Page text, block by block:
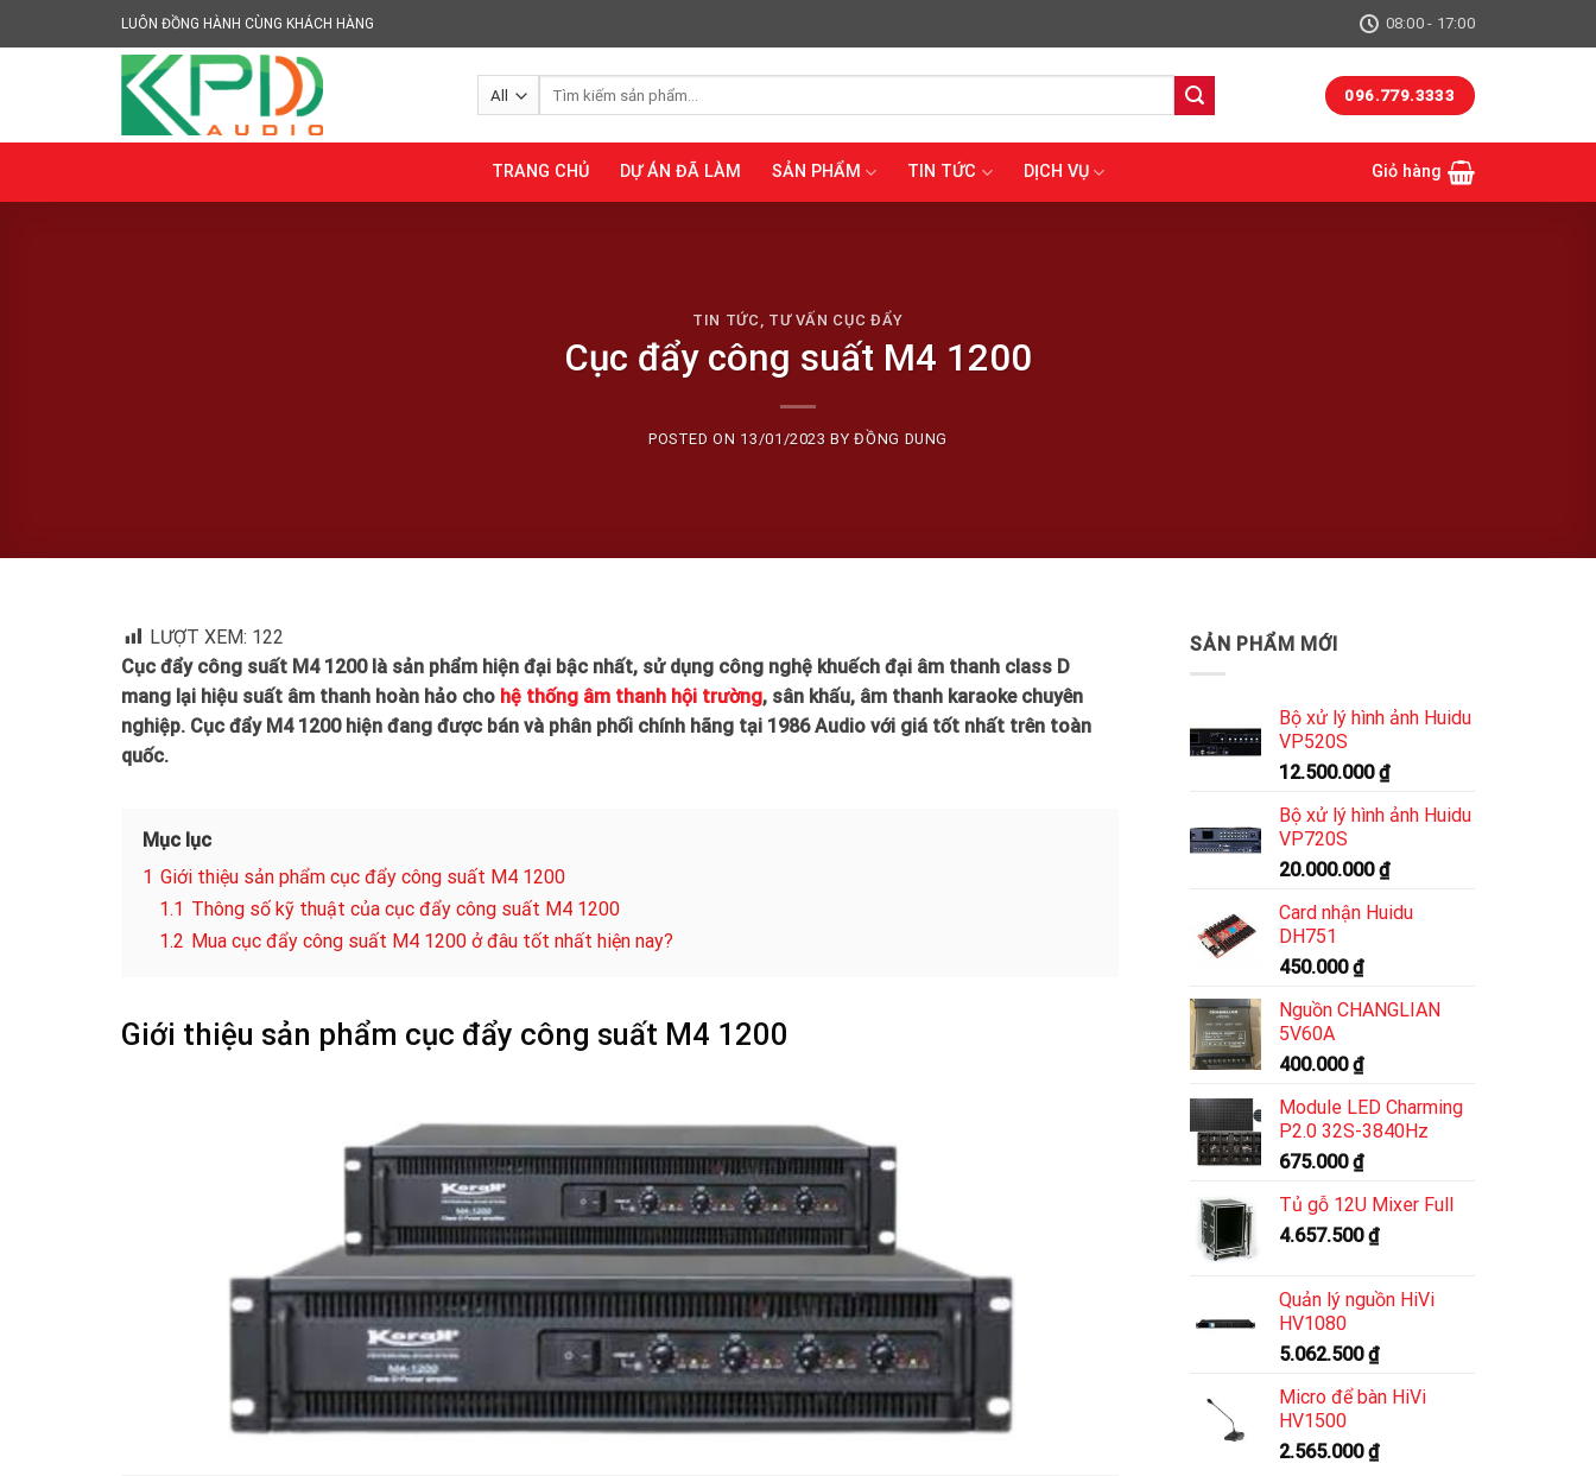
to
LUÔN ĐỒNG HÀNH CÙNG KHÁCH HÀNG 08:00 - 17:00
096.779.3333
TRANG CHỦ DỰ ÁN ĐÃ LÀM SẢN PHẨM TIN TỨC DỊCH VỤ Giỏ hàng
TIN TỨC TƯ VẤN CỤC ĐẨY
Cục đẩy công suất M4 1200
POSTED ON 13/01/2023 BYĐỒNG DUNG
LƯỢT XEM: 122
Cục đẩy công suất M4 1200 là sản phẩm hiện đại bậc nhất, sử dụng công nghệ khuếch đại âm thanh class D
mang lại hiệu suất âm thanh hoàn hảo cho hệ thống âm thanh hội trường, sân khấu, âm thanh karaoke chuyên
nghiệp. Cục đẩy M4 1200 hiện đang được bán và phân phối chính hãng tại 1986 Audio với giá tốt nhất trên toàn
quốc.
Mục lục
1 Giới thiệu sản phẩm cục đẩy công suất M4 1200
1.1 Thông số kỹ thuật của cục đẩy công suất M4 1200
1.2 Mua cục đẩy công suất M4 1200 ở đâu tốt nhất hiện nay?
Giới thiệu sản phẩm cục đẩy công suất M4 1200
SẢN PHẨM MỚI
Bộ xử lý hình ảnh Huidu
VP520S
12.500.000₫
Bộ xử lý hình ảnh Huidu
VP720S
20.000.000₫
Card nhận Huidu
DH751
450.000₫
Nguồn CHANGLIAN
5V60A
400.000₫
Module LED Charming
P2.0 32S-3840Hz
675.000₫
Tủ gỗ 12U Mixer Full
4.657.500₫
Quản lý nguồn HiVi
HV1080
5.062.500₫
Micro để bàn HiVi
HV1500
2.565.000₫